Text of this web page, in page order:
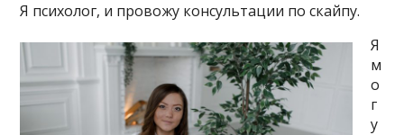
Я психолог, и провожу консультации по скайпу.
Я
м
о
г
у